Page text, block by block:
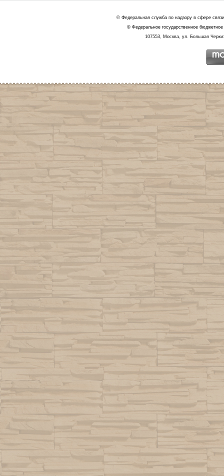
© Федеральная служба по надзору в сфере
© Федеральное государственное
107553, Москва, ул. Большая